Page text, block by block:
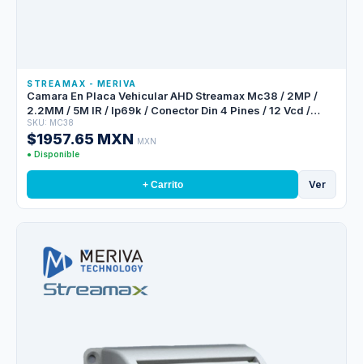
STREAMAX - MERIVA
Camara En Placa Vehicular AHD Streamax Mc38 / 2MP /
2.2MM / 5M IR / Ip69k / Conector Din 4 Pines / 12 Vcd /
Exterior
SKU: MC38
$1957.65 MXN MXN
● Disponible
+ Carrito Ver